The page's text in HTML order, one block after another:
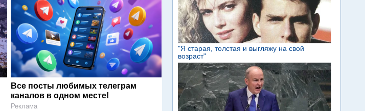
Все посты любимых телеграм
каналов в одном месте!
Реклама